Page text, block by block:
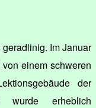
Im Januar
einem schweren
der
wurde erheblich